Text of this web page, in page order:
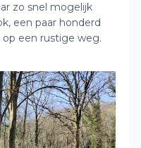
zo snel mogelijk
een paar honderd
een rustige weg.